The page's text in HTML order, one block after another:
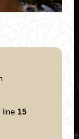
line 15